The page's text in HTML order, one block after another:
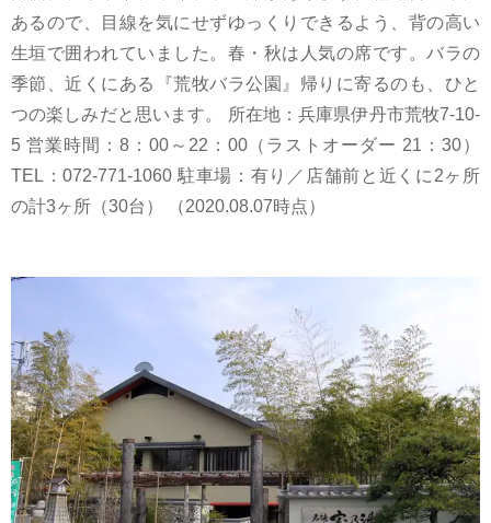
あるので、目線を気にせずゆっくりできるよう、背の高い
生垣で囲われていました。春・秋は人気の席です。バラの
季節、近くにある『荒牧バラ公園』帰りに寄るのも、ひと
つの楽しみだと思います。 所在地：兵庫県伊丹市荒牧7-10-
5 営業時間：8：00～22：00（ラストオーダー 21：30）
TEL：072-771-1060 駐車場：有り／店舗前と近くに2ヶ所
の計3ヶ所（30台） （2020.08.07時点）